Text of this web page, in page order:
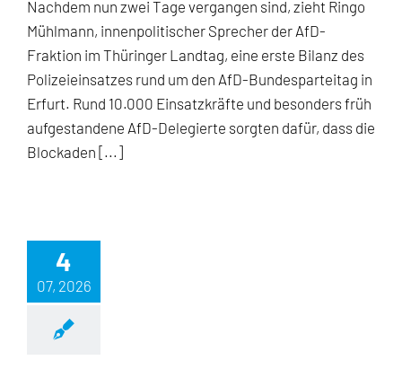
Nachdem nun zwei Tage vergangen sind, zieht Ringo
Mühlmann, innenpolitischer Sprecher der AfD-
Fraktion im Thüringer Landtag, eine erste Bilanz des
Polizeieinsatzes rund um den AfD-Bundesparteitag in
Erfurt. Rund 10.000 Einsatzkräfte und besonders früh
aufgestandene AfD-Delegierte sorgten dafür, dass die
Blockaden [...]
4
07, 2026